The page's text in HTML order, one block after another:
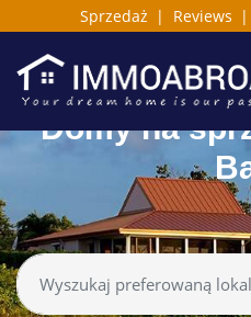
Sprzedaż | Reviews |
Domy na